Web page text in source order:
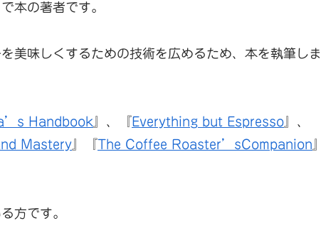
本の著者です。
美味しくするための技術を広めるため、本を執筆しま
Handbook 』、『Everything but Espresso 』、
Mastery 』『The Coffee Roaster’sCompanion
方です。